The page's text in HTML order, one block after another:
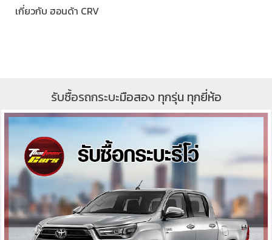
เกี่ยวกับ ฮอนด้า CRV
รับซื้อรถกระบะมือสอง ทุกรุ่น ทุกยี่ห้อ